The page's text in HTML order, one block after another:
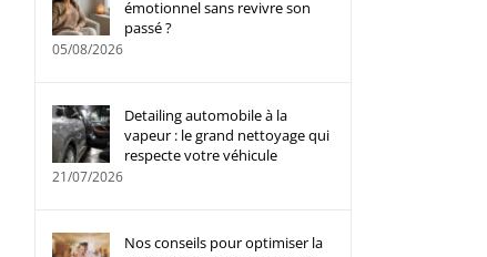
émotionnel sans revivre son
passé ?
05/08/2026
Detailing automobile à la
vapeur : le grand nettoyage qui
respecte votre véhicule
21/07/2026
Nos conseils pour optimiser la